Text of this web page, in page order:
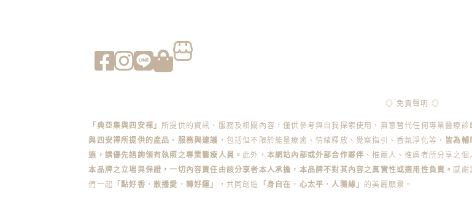
◎ 免責聲明 ◎
「典亞集與四安禪」所提供的資訊、服務及相關內容，僅供參考與自我探索使用，無意替代任何專業醫療
與四安禪所提供的產品、服務與建議 ，包括但不限於能量療癒、情緒釋放、覺察指引、香氛淨化等， 皆為輔
適，請優先諮詢領有執照之專業醫療人員。 此外， 本網站內部或外部合作夥伴 、推薦人、推廣者所分享之
本品牌之立場與保證，一切內容責任由該分享者本人承擔，本品牌不對其內容之真實性或適用性負責。感謝
們一起 「點好香．散播愛．轉好運」 ，共同創造 「身自在．心太平．人隨緣」 的美麗願景。